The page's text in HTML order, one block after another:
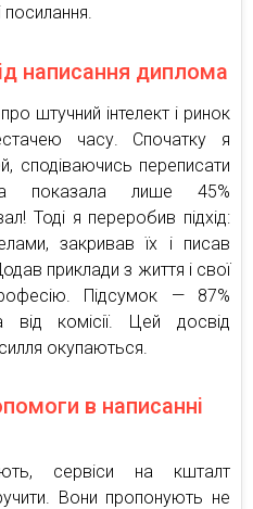
написання диплома
штучний інтелект і ринок
часу. Спочатку я
сподіваючись переписати
показала лише 45%
Тоді я переробив підхід:
закривав їх і писав
приклади з життя і свої
Підсумок — 87%
від комісії. Цей досвід
окупаються.
в написанні
сервіси на кшталт
Вони пропонують не